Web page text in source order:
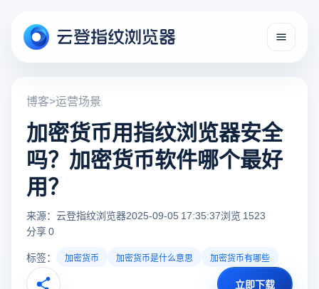
博客>运营场景
加密货币用指纹浏览器安全
吗？加密货币软件哪个最好
用？
来源：云登指纹浏览器2025-09-05 17:35:37浏览 1523
分享 0
标签：
加密货币 加密货币是什么意思 加密货币有哪些
立即下载